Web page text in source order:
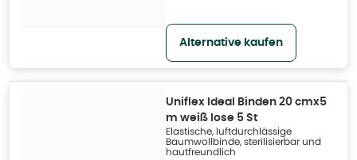
Alternative kaufen
Uniflex Ideal Binden 20 cmx5
m weiß lose 5 St
Elastische, luftdurchlässige
Baumwollbinde, sterilisierbar und
hautfreundlich